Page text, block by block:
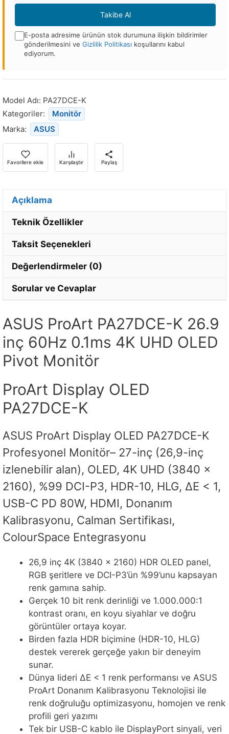
Takibe Al
E-posta adresime ürünün stok durumuna ilişkin bildirimler
gönderilmesini ve Gizlilik Politikası koşullarını kabul
ediyorum.
ürün
döndüğünde
bildirim
almak
için
e-
posta
girin.
Model Adı: PA27DCE-K
Kategoriler:
Monitör
Marka:
ASUS
Favorilere ekle Karşılaştır Paylaş
Açıklama
Teknik Özellikler
Taksit Seçenekleri
Değerlendirmeler (0)
Sorular ve Cevaplar
ASUS ProArt PA27DCE-K 26.9
inç 60Hz 0.1ms 4K UHD OLED
Pivot Monitör
ProArt Display OLED
PA27DCE-K
ASUS ProArt Display OLED PA27DCE-K
Profesyonel Monitör– 27-inç (26,9-inç
izlenebilir alan), OLED, 4K UHD (3840 x
2160), %99 DCI-P3, HDR-10, HLG, ΔE < 1,
USB-C PD 80W, HDMI, Donanım
Kalibrasyonu, Calman Sertifikası,
ColourSpace Entegrasyonu
26,9 inç 4K (3840 x 2160) HDR OLED panel,
RGB şeritlere ve DCI-P3’ün %99’unu kapsayan
renk gamına sahip.
Gerçek 10 bit renk derinliği ve 1.000.000:1
kontrast oranı, en koyu siyahlar ve doğru
görüntüler ortaya koyar.
Birden fazla HDR biçimine (HDR-10, HLG)
destek vererek gerçeğe yakın bir deneyim
sunar.
Dünya lideri ∆E < 1 renk performansı ve ASUS
ProArt Donanım Kalibrasyonu Teknolojisi ile
renk doğruluğu optimizasyonu, homojen ve renk
profili geri yazımı
Tek bir USB-C kablo ile DisplayPort sinyali, veri